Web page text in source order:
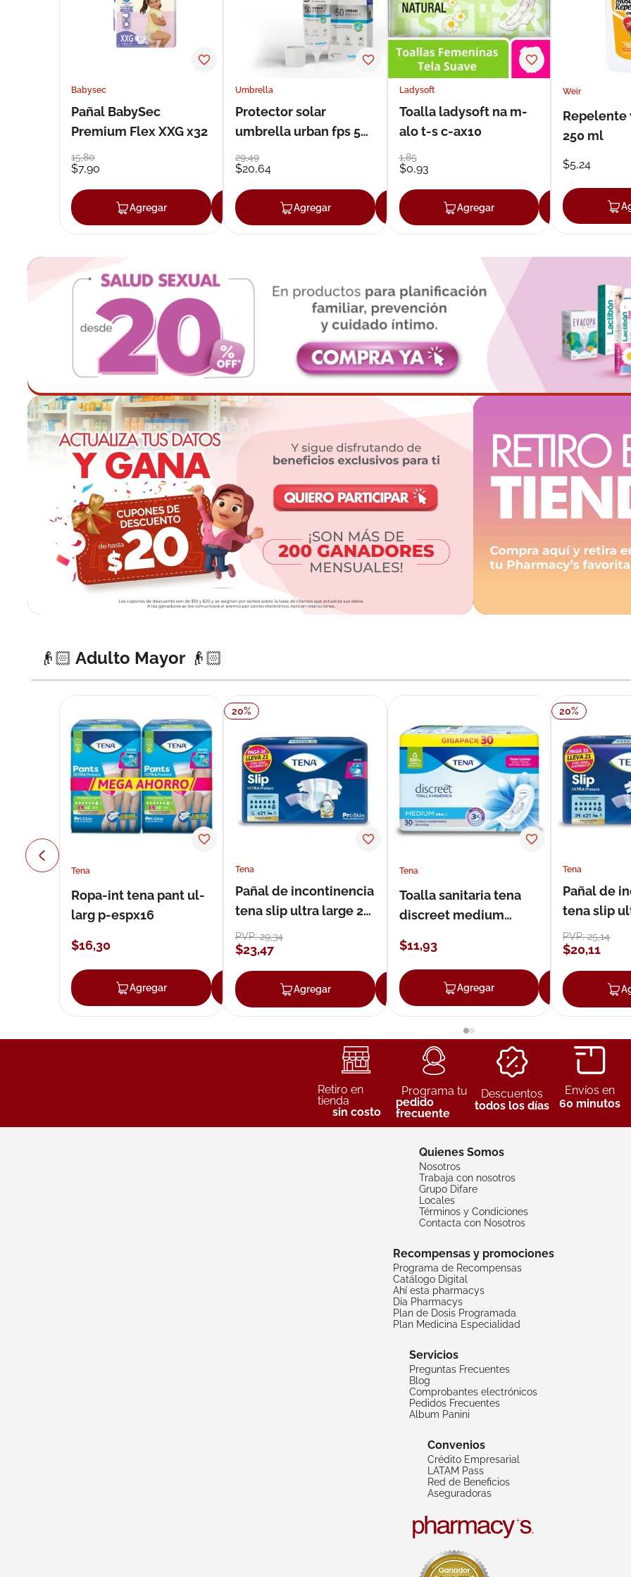
Babysec
Pañal BabySec
Premium Flex XXG x32
15,80
$7,90
Agregar Agregar
Umbrella
Protector solar
umbrella urban fps 50
50 g
29,49
$20,64
Agregar Agregar
Ladysoft
Toalla ladysoft na m-
alo t-s c-ax10
1,85
$0,93
Agregar
Weir
Repelente
250 ml
$5,24
👴🏻 Adulto Mayor 👴🏻
Tena
Ropa-int tena pant ul-
larg p-espx16
$16,30
Agregar Agregar
20%
Tena
Pañal de incontinencia
tena slip ultra large 21
unidades
PVP:29,34
$23,47
Agregar Agregar
Tena
Toalla sanitaria tena
discreet medium
$11,93
Agregar
20%
Tena
Pañal de
tena slip
21 unidades
PVP:25,14
$20,11
Retiro en
tienda
sin costo
Programa tu
pedido
frecuente
Descuentos
todos los días
Envíos en
60 minutos
Quienes Somos
Nosotros
Trabaja con nosotros
Grupo Difare
Locales
Términos y Condiciones
Contacta con Nosotros
Recompensas y promociones
Programa de Recompensas
Catálogo Digital
Ahí esta pharmacys
Día Pharmacys
Plan de Dosis Programada
Plan Medicina Especialidad
Servicios
Preguntas Frecuentes
Blog
Comprobantes electrónicos
Pedidos Frecuentes
Album Panini
Convenios
Crédito Empresarial
LATAM Pass
Red de Beneficios
Aseguradoras